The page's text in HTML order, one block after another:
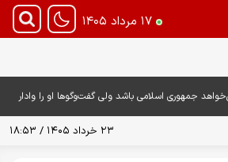
۱۷ مرداد ۱۴۰۵
جمهوری اسلامی باشد ولی گفت‌وگوها او را وادار
۲۳ خرداد ۱۴۰۵ / ۱۸:۵۳